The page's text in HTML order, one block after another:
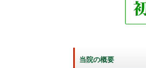
当院の概要